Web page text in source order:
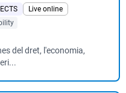
Live online
del dret, l'economia,